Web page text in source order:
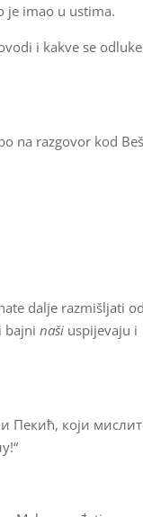
je imao u ustima.
i kakve se odluke
na razgovor kod
dalje razmišljati od
bajninaši uspijevaju i
Пекић, који